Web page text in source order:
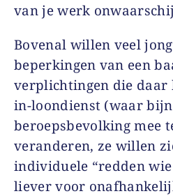
van je werk
Bovenal willen veel
beperkingen van een
verplichtingen die
in-loondienst (waar
beroepsbevolking mee
veranderen, ze willen
individuele “redden
liever voor